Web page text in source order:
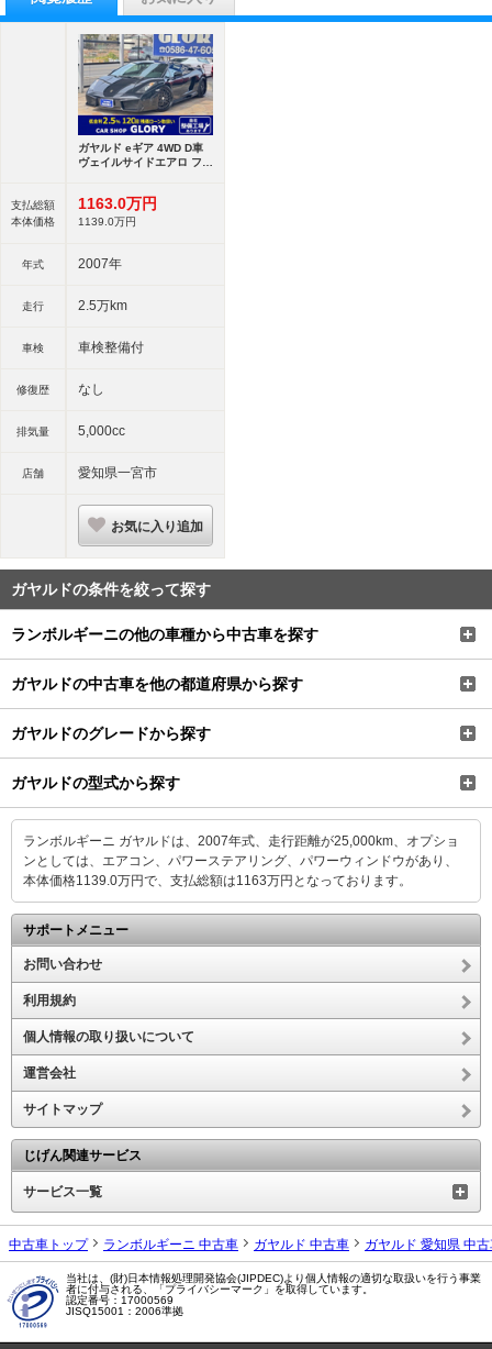
支払総額
本体価格
年式
走行
車検
修復歴
排気量
店舗
ガヤルド eギア 4WD D車
ヴェイルサイドエアロ フォ
1163.0万円
1139. 0万円
2007年
2.5万km
車検整備付
なし
5,000cc
愛知県一宮市
お気に入り追加
ガヤルドの条件を絞って探す
ランボルギーニの他の車種から中古車を探す
ガヤルドの中古車を他の都道府県から探す
ガヤルドのグレードから探す
ガヤルドの型式から探す
ランボルギーニ ガヤルドは、2007年式、走行距離が25,000km、オプショ
ンとしては、エアコン、パワーステアリング、パワーウィンドウがあり、
本体価格1139.0万円で、支払総額は1163万円となっております。
サポートメニュー
お問い合わせ
利用規約
個人情報の取り扱いについて
運営会社
サイトマップ
じげん関連サービス
サービス一覧
中古車トップ ランボルギーニ 中古車 ガヤルド 中古車 ガヤルド 愛知県 中
当社は、(財)日本情報処理開発協会(JIPDEC)より個人情報の適切な取扱いを行う事業
者に付与される、「プライバシーマーク」を取得しています。
認定番号：17000569
JISQ15001：2006準拠